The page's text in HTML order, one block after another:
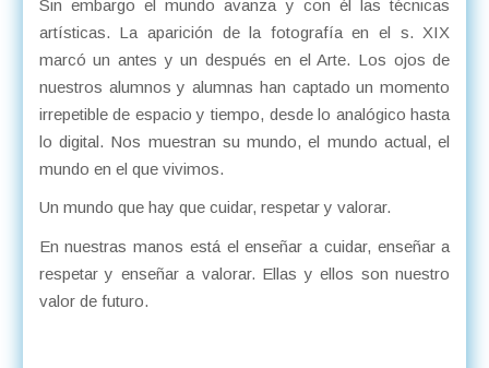
Sin embargo el mundo avanza y con él las técnicas
artísticas. La aparición de la fotografía en el s. XIX
marcó un antes y un después en el Arte. Los ojos de
nuestros alumnos y alumnas han captado un momento
irrepetible de espacio y tiempo, desde lo analógico hasta
lo digital. Nos muestran su mundo, el mundo actual, el
mundo en el que vivimos.
Un mundo que hay que cuidar, respetar y valorar.
En nuestras manos está el enseñar a cuidar, enseñar a
respetar y enseñar a valorar. Ellas y ellos son nuestro
valor de futuro.